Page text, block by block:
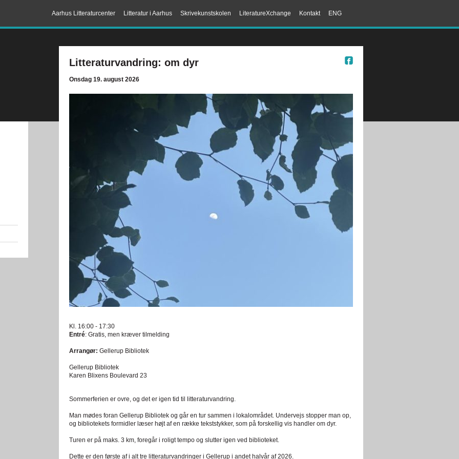
ENG
Kontakt
LiteratureXchange
Skrivekunstskolen
Litteratur i Aarhus
Aarhus Litteraturcenter
Litteraturvandring: om dyr
Onsdag 19. august 2026
Kl. 16:00 - 17:30
Entré: Gratis, men kræver tilmelding
Arrangør: Gellerup Bibliotek
Gellerup Bibliotek
Karen Blixens Boulevard 23
Sommerferien er ovre, og det er igen tid til litteraturvandring.
Man mødes foran Gellerup Bibliotek og går en tur sammen i lokalområdet. Undervejs stopper man op,
og bibliotekets formidler læser højt af en række tekststykker, som på forskellig vis handler om dyr.
Turen er på maks. 3 km, foregår i roligt tempo og slutter igen ved biblioteket.
Dette er den første af i alt tre litteraturvandringer i Gellerup i andet halvår af 2026.